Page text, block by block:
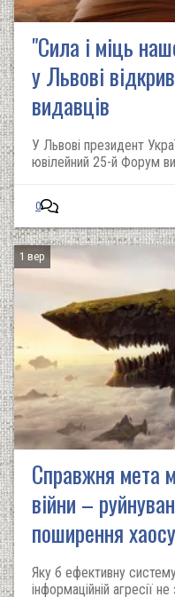
"Сила і міць
у Львові
видавців
У Львові президент
ювілейний 25-й Форум
0
1 вер
Справжня мета
війни –
поширення хаосу
Яку б ефективну
інформаційній агресії